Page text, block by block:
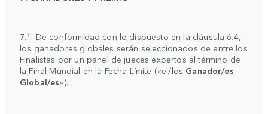
7.1. De conformidad con lo dispuesto en la cláusula 6.4,
los ganadores globales serán seleccionados de entre los
Finalistas por un panel de jueces expertos al término de
la Final Mundial en la Fecha Límite («el/los Ganador/es
Global/es»).